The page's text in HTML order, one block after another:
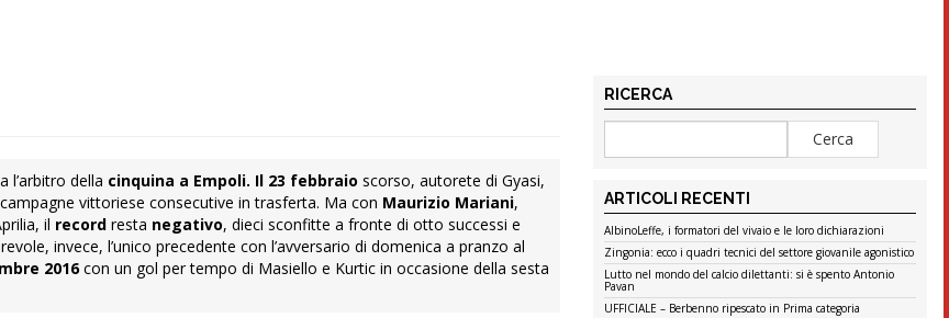
l’arbitro della cinquina a Empoli. Il 23 febbraio scorso, autorete di Gyasi,
vittoriese consecutive in trasferta. Ma con Maurizio Mariani,
il record resta negativo, dieci sconfitte a fronte di otto successi e
invece, l’unico precedente con l’avversario di domenica a pranzo al
2016con un gol per tempo di Masiello e Kurtic in occasione della sesta
RICERCA
ARTICOLI RECENTI
AlbinoLeffe, i formatori del vivaio e le loro dichiarazioni
Zingonia: ecco i quadri tecnici del settore giovanile agonistico
Lutto nel mondo del calcio dilettanti: si è spento Antonio
Pavan
UFFICIALE – Berbenno ripescato in Prima categoria